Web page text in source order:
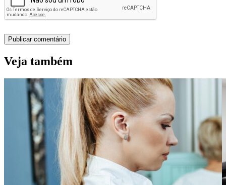
Veja também